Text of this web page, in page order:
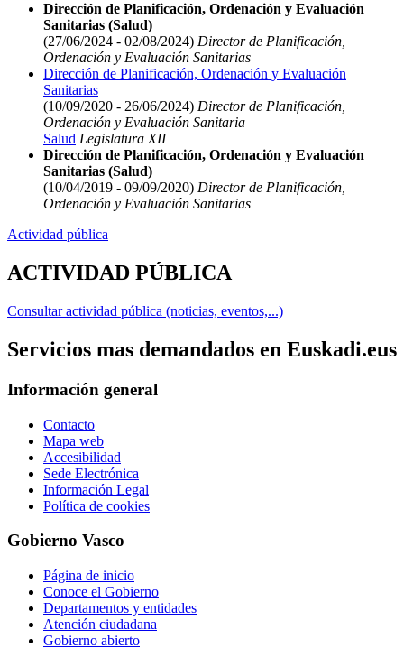
Dirección de Planificación, Ordenación y Evaluación
Sanitarias (Salud)
(27/06/2024 - 02/08/2024) Director de Planificación,
Ordenación y Evaluación Sanitarias
Dirección de Planificación, Ordenación y Evaluación
Sanitarias
(10/09/2020 - 26/06/2024) Director de Planificación,
Ordenación y Evaluación Sanitaria
Salud Legislatura XII
Dirección de Planificación, Ordenación y Evaluación
Sanitarias (Salud)
(10/04/2019 - 09/09/2020) Director de Planificación,
Ordenación y Evaluación Sanitarias
Actividad pública
ACTIVIDAD PÚBLICA
Consultar actividad pública (noticias, eventos,...)
Servicios mas demandados en Euskadi.eus
Información general
Contacto
Mapa web
Accesibilidad
Sede Electrónica
Información Legal
Política de cookies
Gobierno Vasco
Página de inicio
Conoce el Gobierno
Departamentos y entidades
Atención ciudadana
Gobierno abierto